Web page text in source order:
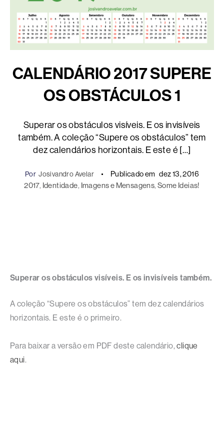
CALENDÁRIO 2017 SUPERE
OS OBSTÁCULOS 1
Superar os obstáculos visíveis. E os invisíveis
também. A coleção “Supere os obstáculos” tem
dez calendários horizontais. E este é […]
Por Josivandro Avelar Publicado em dez 13, 2016
2017, Identidade, Imagens e Mensagens, Some Ideias!
Superar os obstáculos visíveis. E os invisíveis também.
A coleção “Supere os obstáculos” tem dez calendários
horizontais. E este é o primeiro.
Para baixar a versão em PDF deste calendário,clique
aqui.